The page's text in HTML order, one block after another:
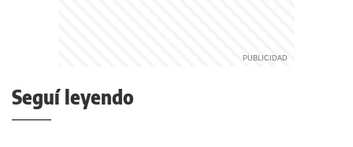
Seguí leyendo